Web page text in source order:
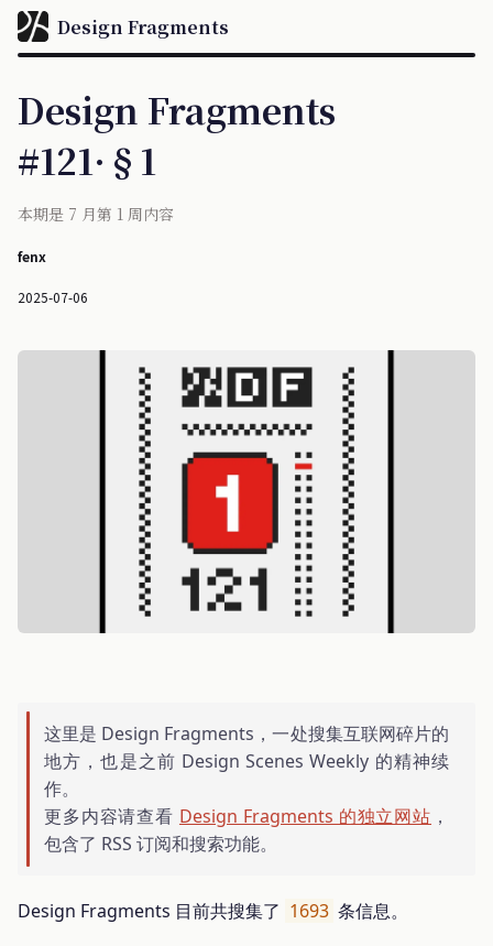
Design Fragments
Design Fragments
#121·§1
本期是 7 月第 1 周内容
fenx
2025-07-06
这里是 Design Fragments，一处搜集互联网碎片的
地方，也是之前 Design Scenes Weekly 的精神续
作。
更多内容请查看 Design Fragments 的独立网站 ，
包含了 RSS 订阅和搜索功能。
Design Fragments 目前共搜集了 1693 条信息。